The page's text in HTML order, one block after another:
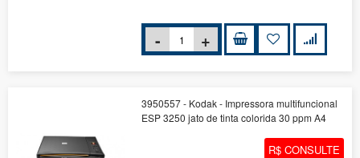
3950557 - Kodak - Impressora multifuncional
ESP 3250 jato de tinta colorida 30 ppm A4
R$ CONSULTE